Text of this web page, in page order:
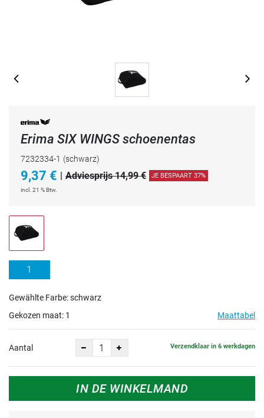
Erima SIX WINGS schoenentas
7232334-1 (schwarz)
9,37 € | Adviesprijs 14,99 € JE BESPAART 37%
incl. 21 % Btw.
1
Gewählte Farbe: schwarz
Gekozen maat: 1 Maattabel
Aantal Verzendklaar in 6 werkdagen
IN DE WINKELMAND